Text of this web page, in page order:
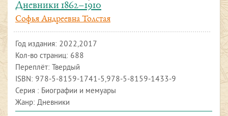
Дневники 1862–1910
Софья Андреевна Толстая
Год издания: 2022,2017
Кол-во страниц: 688
Переплёт: Твердый
ISBN: 978-5-8159-1741-5,978-5-8159-1433-9
Серия : Биографии и мемуары
Жанр: Дневники